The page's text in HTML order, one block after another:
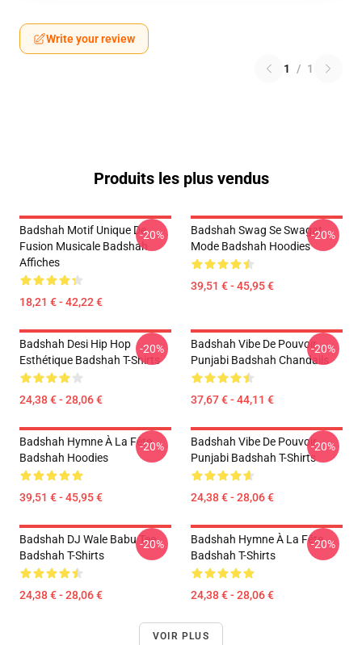
Write your review
1 / 1
Produits les plus vendus
Badshah Motif Unique De
Fusion Musicale Badshah
Affiches
18,21 € - 42,22 €
-20%
Badshah Swag Se Swagat
Mode Badshah Hoodies
39,51 € - 45,95 €
-20%
Badshah Desi Hip Hop
Esthétique Badshah T-Shirts
24,38 € - 28,06 €
-20%
Badshah Vibe De Pouvoir
Punjabi Badshah Chandails
37,67 € - 44,11 €
-20%
Badshah Hymne À La Fête
Badshah Hoodies
39,51 € - 45,95 €
-20%
Badshah Vibe De Pouvoir
Punjabi Badshah T-Shirts
24,38 € - 28,06 €
-20%
Badshah DJ Wale Babu Tee
Badshah T-Shirts
24,38 € - 28,06 €
-20%
Badshah Hymne À La Fête
Badshah T-Shirts
24,38 € - 28,06 €
-20%
VOIR PLUS